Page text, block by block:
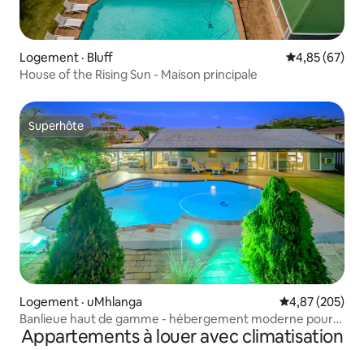
Logement · Bluff Note
4,85 (67)
House of the Rising Sun - Maison principale
Superhôte
Superhôte
Logement · uMhlanga Note
4,87 (205)
Banlieue haut de gamme - hébergement moderne pour
les vacances/affaires
Appartements à louer avec climatisation